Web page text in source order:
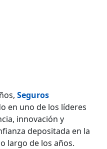
Seguros
en uno de los líderes
innovación y
depositada en la
largo de los años.